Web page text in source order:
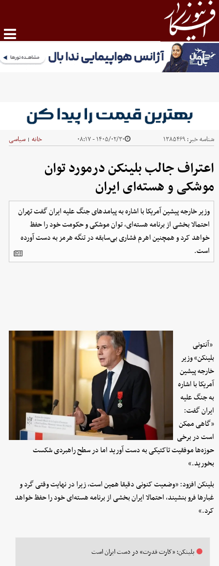
شناسه خبر:۱۳۸۵۴۶۹ ۱۴۰۵/۰۲/۳۰ - ۰۸:۱۷ خانه | سیاسی
اعتراف جالب بلینکن درمورد توان
موشکی و هسته‌ای ایران
وزیر خارجه پیشین آمریکا با اشاره به پیامدهای جنگ علیه ایران گفت تهران
احتمالا بخشی از برنامه هسته‌ای، توان موشکی و حکومت خود را حفظ
خواهد کرد و همچنین اهرم فشاری بی‌سابقه در تنگه هرمز به دست آورده
است.
«آنتونی
بلینکن» وزیر
خارجه پیشین
آمریکا با اشاره
به جنگ علیه
ایران گفت:
«گاهی ممکن
است در برخی
حوزه‌ها موفقیت تاکتیکی به دست آورید اما در سطح راهبردی شکست
بخورید.»
بلینکن افزود: «وضعیت کنونی دقیقا همین است، زیرا در نهایت وقتی گرد و
غبارها فرو بنشیند، احتمالا ایران بخشی از برنامه هسته‌ای خود را حفظ خواهد
کرد.»
بلینکن: «کارت قدرت» در دست ایران است